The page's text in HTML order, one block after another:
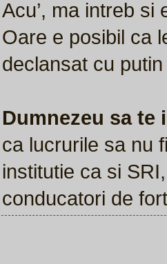
Acu’, ma intreb si
Oare e posibil ca
declansat cu
Dumnezeu sa te
ca lucrurile sa nu
institutie ca si
conducatori de